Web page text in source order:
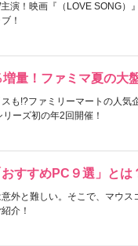
演！映画『（LOVE SONG）
！
量！ファミマ夏の大
も!?ファミリーマートの人気
ーズ初の年2回開催！
すすめPC９選」とは
外と難しい。そこで、マウス
介！